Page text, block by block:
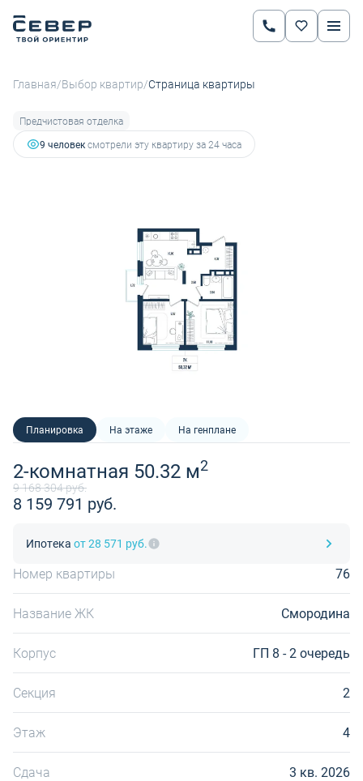
Главная/Выбор квартир/Страница квартиры
Предчистовая отделка
9 человексмотрели эту квартиру за 24 часа
Планировка На этаже На генплане
2-комнатная 50.32 м2
9 168 304 руб.
8 159 791 руб.
Ипотека от 28 571 руб.
Номер квартиры 76
Название ЖК Смородина
Корпус ГП 8 - 2 очередь
Секция 2
Этаж 4
Сдача 3 кв. 2026